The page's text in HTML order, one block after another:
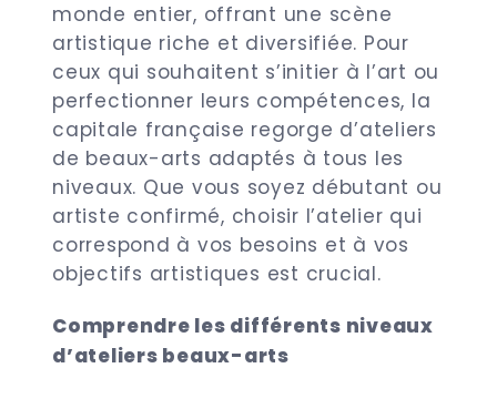
monde entier, offrant une scène
artistique riche et diversifiée. Pour
ceux qui souhaitent s’initier à l’art ou
perfectionner leurs compétences, la
capitale française regorge d’ateliers
de beaux-arts adaptés à tous les
niveaux. Que vous soyez débutant ou
artiste confirmé, choisir l’atelier qui
correspond à vos besoins et à vos
objectifs artistiques est crucial.
Comprendre les différents niveaux
d’ateliers beaux-arts